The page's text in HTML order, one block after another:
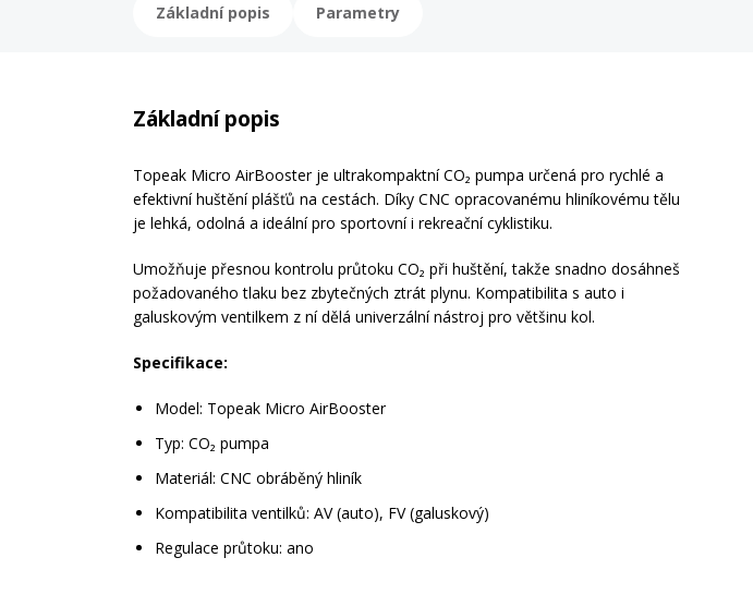
Základní popis Parametry
Základní popis
Topeak Micro AirBooster je ultrakompaktní CO₂ pumpa určená pro rychlé a
efektivní huštění plášťů na cestách. Díky CNC opracovanému hliníkovému tělu
je lehká, odolná a ideální pro sportovní i rekreační cyklistiku.
Umožňuje přesnou kontrolu průtoku CO₂ při huštění, takže snadno dosáhneš
požadovaného tlaku bez zbytečných ztrát plynu. Kompatibilita s auto i
galuskovým ventilkem z ní dělá univerzální nástroj pro většinu kol.
Specifikace:
Model: Topeak Micro AirBooster
Typ: CO₂ pumpa
Materiál: CNC obráběný hliník
Kompatibilita ventilků: AV (auto), FV (galuskový)
Regulace průtoku: ano